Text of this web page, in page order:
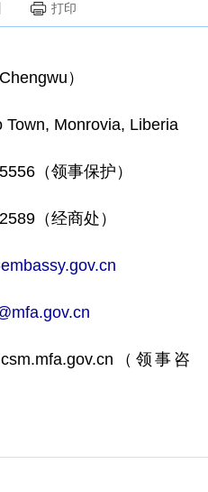
打印
）
Monrovia, Liberia
（领事保护）
经商处）
（领事咨